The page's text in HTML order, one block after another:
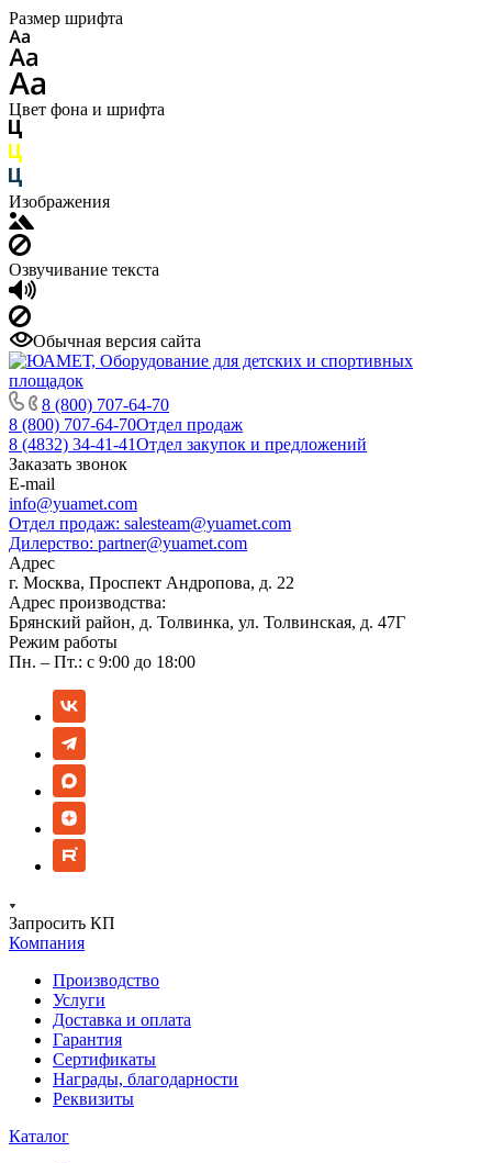
Размер шрифта
Цвет фона и шрифта
Изображения
Озвучивание текста
Обычная версия сайта
8 (800) 707-64-70
8 (800) 707-64-70Отдел продаж
8 (4832) 34-41-41Отдел закупок и предложений
Заказать звонок
E-mail
info@yuamet.com
Отдел продаж: salesteam@yuamet.com
Дилерство: partner@yuamet.com
Адрес
г. Москва, Проспект Андропова, д. 22
Адрес производства:
Брянский район, д. Толвинка, ул. Толвинская, д. 47Г
Режим работы
Пн. – Пт.: с 9:00 до 18:00
Запросить КП
Компания
Производство
Услуги
Доставка и оплата
Гарантия
Сертификаты
Награды, благодарности
Реквизиты
Каталог